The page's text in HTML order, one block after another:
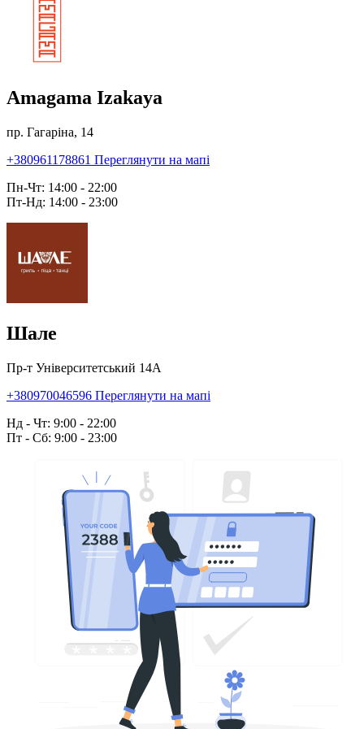
Amagama Izakaya
пр. Гагаріна, 14
+380961178861 Переглянути на мапі
Пн-Чт: 14:00 - 22:00
Пт-Нд: 14:00 - 23:00
Шале
Пр-т Університетський 14А
+380970046596 Переглянути на мапі
Нд - Чт: 9:00 - 22:00
Пт - Сб: 9:00 - 23:00